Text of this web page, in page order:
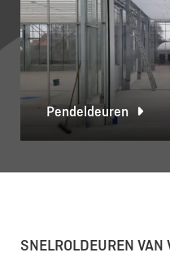
Pendeldeuren
SNELROLDEUREN VAN